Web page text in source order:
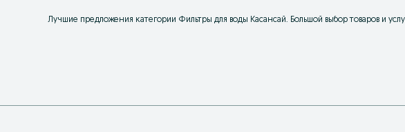
Лучшие предложения категории Фильтры для воды Касансай. Большой выбор товаров и